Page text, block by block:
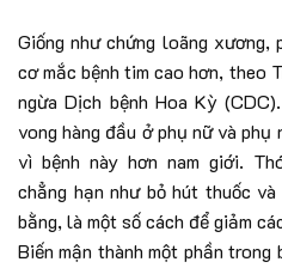
Giống như chứng loãng xương,
cơ mắc bệnh tim cao hơn, theo
ngừa Dịch bệnh Hoa Kỳ
vong hàng đầu ở phụ nữ và
vì bệnh này hơn nam giới.
chẳng hạn như bỏ hút thuốc
bằng, là một số cách để giảm
Biến mận thành một phần